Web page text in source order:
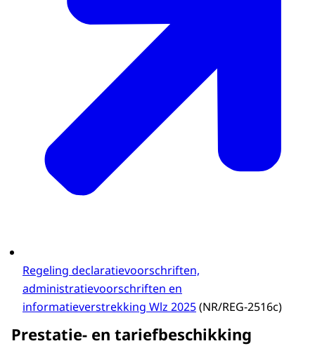
Regeling declaratievoorschriften,
administratievoorschriften en
informatieverstrekking Wlz 2025(NR/REG-2516c)
Prestatie- en tariefbeschikking